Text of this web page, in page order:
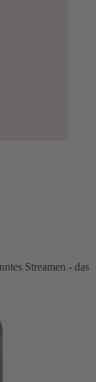
Streamen - das